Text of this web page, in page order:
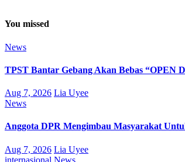
You missed
News
TPST Bantar Gebang Akan Bebas “OPEN
Aug 7, 2026 Lia Uyee
News
Anggota DPR Mengimbau Masyarakat
Aug 7, 2026 Lia Uyee
internasional News